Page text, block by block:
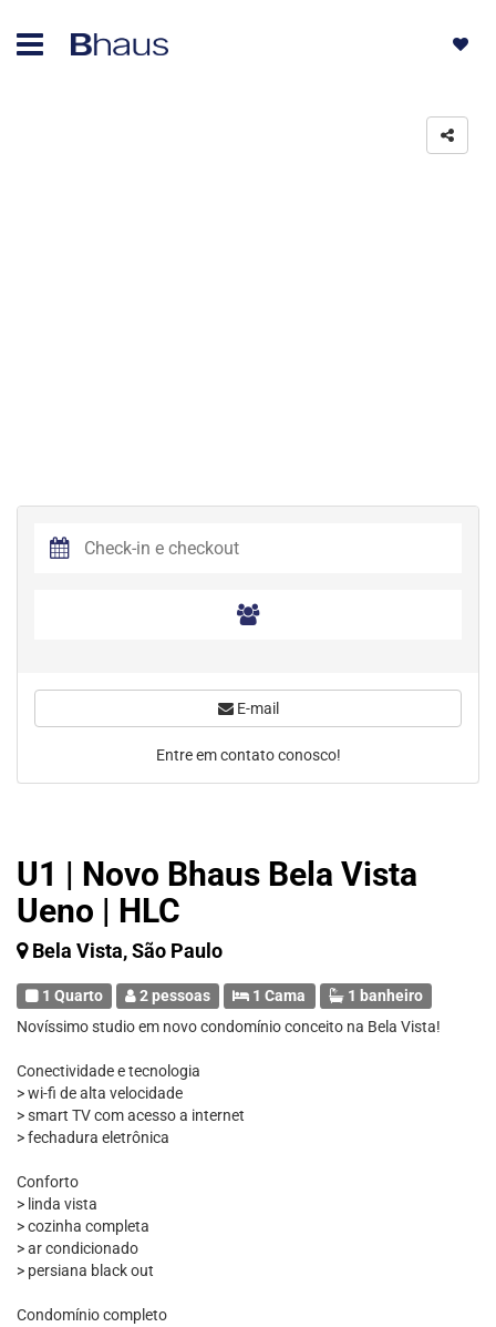
U1 | Novo Bhaus Bela Vista
Ueno | HLC
Bela Vista, São Paulo
1 Quarto 2 pessoas 1 Cama
1 banheiro
Novíssimo studio em novo condomínio conceito na Bela Vista!
Conectividade e tecnologia
> wi-fi de alta velocidade
> smart TV com acesso a internet
> fechadura eletrônica
Conforto
> linda vista
> cozinha completa
> ar condicionado
> persiana black out
Condomínio completo
E-mail
Entre em contato conosco!